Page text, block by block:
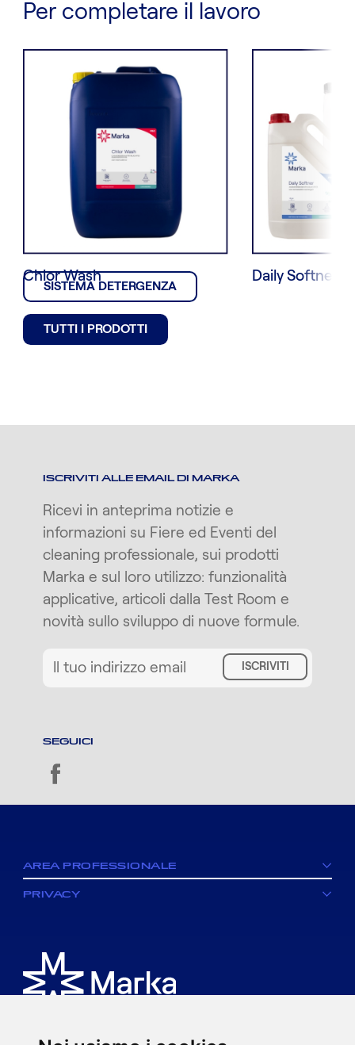
Per completare il lavoro
SISTEMA DETERGENZA
TUTTI I PRODOTTI
Chlor Wash Daily Softner
ISCRIVITI ALLE EMAIL DI MARKA
Ricevi in anteprima notizie e
informazioni su Fiere ed Eventi del
cleaning professionale, sui prodotti
Marka e sul loro utilizzo: funzionalità
applicative, articoli dalla Test Room e
novità sullo sviluppo di nuove formule.
ISCRIVITI
SEGUICI
AREA PROFESSIONALE
PRIVACY